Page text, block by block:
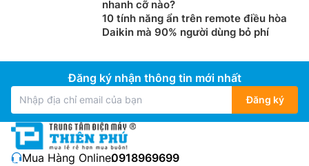
giúp mang lại cảm giác thoải mái tối đa ngay khi thời
tiết oi bức. Bằng cảm biến độ ẩm, công suất của máy
điều hòa không khí có thể được duy trì để giữ sự thoải
nhanh cỡ nào?
10 tính năng ẩn trên remote điều hòa
Daikin mà 90% người dùng bỏ phí
Đăng ký nhận thông tin mới nhất
Đăng ký
Mua Hàng Online:0918969699